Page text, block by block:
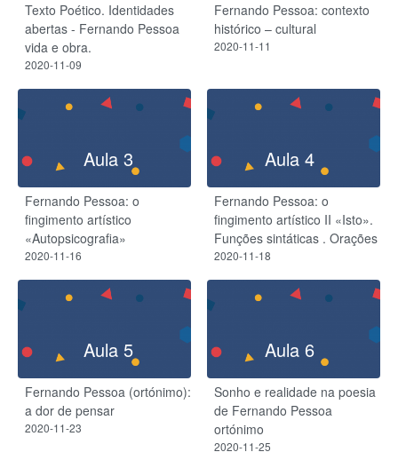
Texto Poético. Identidades
abertas - Fernando Pessoa
vida e obra.
2020-11-09
Fernando Pessoa: contexto
histórico – cultural
2020-11-11
Aula 3
Fernando Pessoa: o
fingimento artístico
«Autopsicografia»
2020-11-16
Aula 4
Fernando Pessoa: o
fingimento artístico II «Isto».
Funções sintáticas . Orações
2020-11-18
Aula 5
Fernando Pessoa (ortónimo):
a dor de pensar
2020-11-23
Aula 6
Sonho e realidade na poesia
de Fernando Pessoa
ortónimo
2020-11-25